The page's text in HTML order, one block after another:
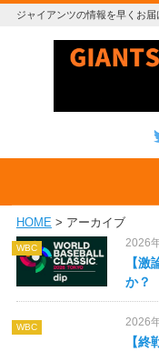
ジャイアンツの情報を早くお届
HOME> アーカイブ
WBC 2026
【
か？
WBC 2026
【